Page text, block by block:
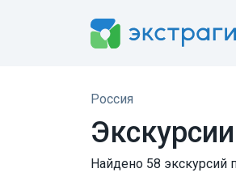
Россия
Найдено 58 экскурсий